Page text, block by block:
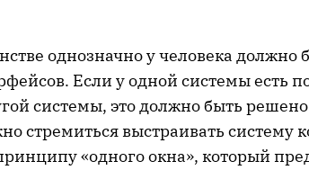
однозначно у человека
Если у одной системы есть
системы, это должно быть решено
стремиться выстраивать систему
«одного окна», который